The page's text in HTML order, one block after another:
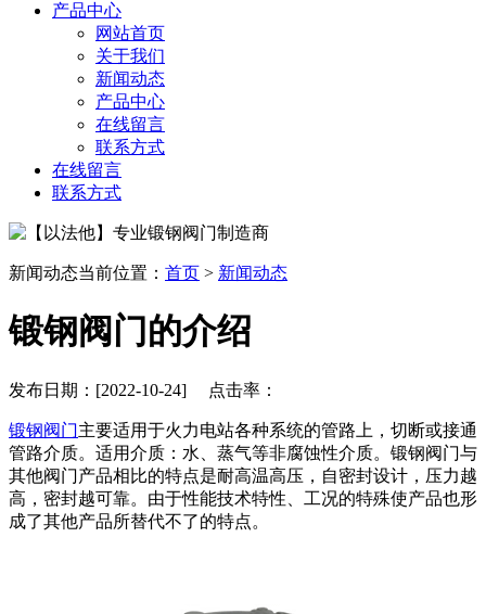
产品中心
网站首页
关于我们
新闻动态
产品中心
在线留言
联系方式
在线留言
联系方式
新闻动态当前位置： 首页 > 新闻动态
锻钢阀门的介绍
发布日期：[2022-10-24] 点击率：
锻钢阀门主要适用于火力电站各种系统的管路上，切断或接通
管路介质。适用介质：水、蒸气等非腐蚀性介质。锻钢阀门与
其他阀门产品相比的特点是耐高温高压，自密封设计，压力越
高，密封越可靠。由于性能技术特性、工况的特殊使产品也形
成了其他产品所替代不了的特点。